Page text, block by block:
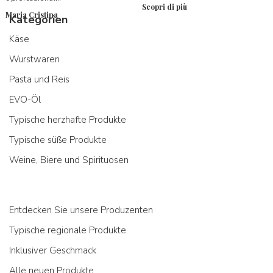
Maria Cristina
Scopri di più
Kategorien
Käse
Wurstwaren
Pasta und Reis
EVO-Öl
Typische herzhafte Produkte
Typische süße Produkte
Weine, Biere und Spirituosen
Entdecken Sie unsere Produzenten
Typische regionale Produkte
Inklusiver Geschmack
Alle neuen Produkte